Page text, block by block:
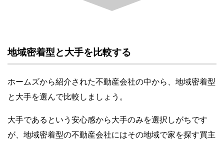
地域密着型と大手を比較する
ホームズから紹介された不動産会社の中から、地域密着型
と大手を選んで比較しましょう。
大手であるという安心感から大手のみを選択しがちです
が、地域密着型の不動産会社にはその地域で家を探す買主